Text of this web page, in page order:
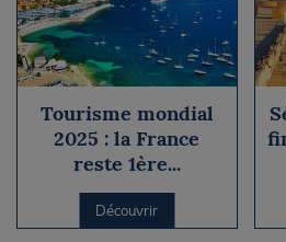
Tourisme mondial
2025 : la France
reste 1ère...
Découvrir